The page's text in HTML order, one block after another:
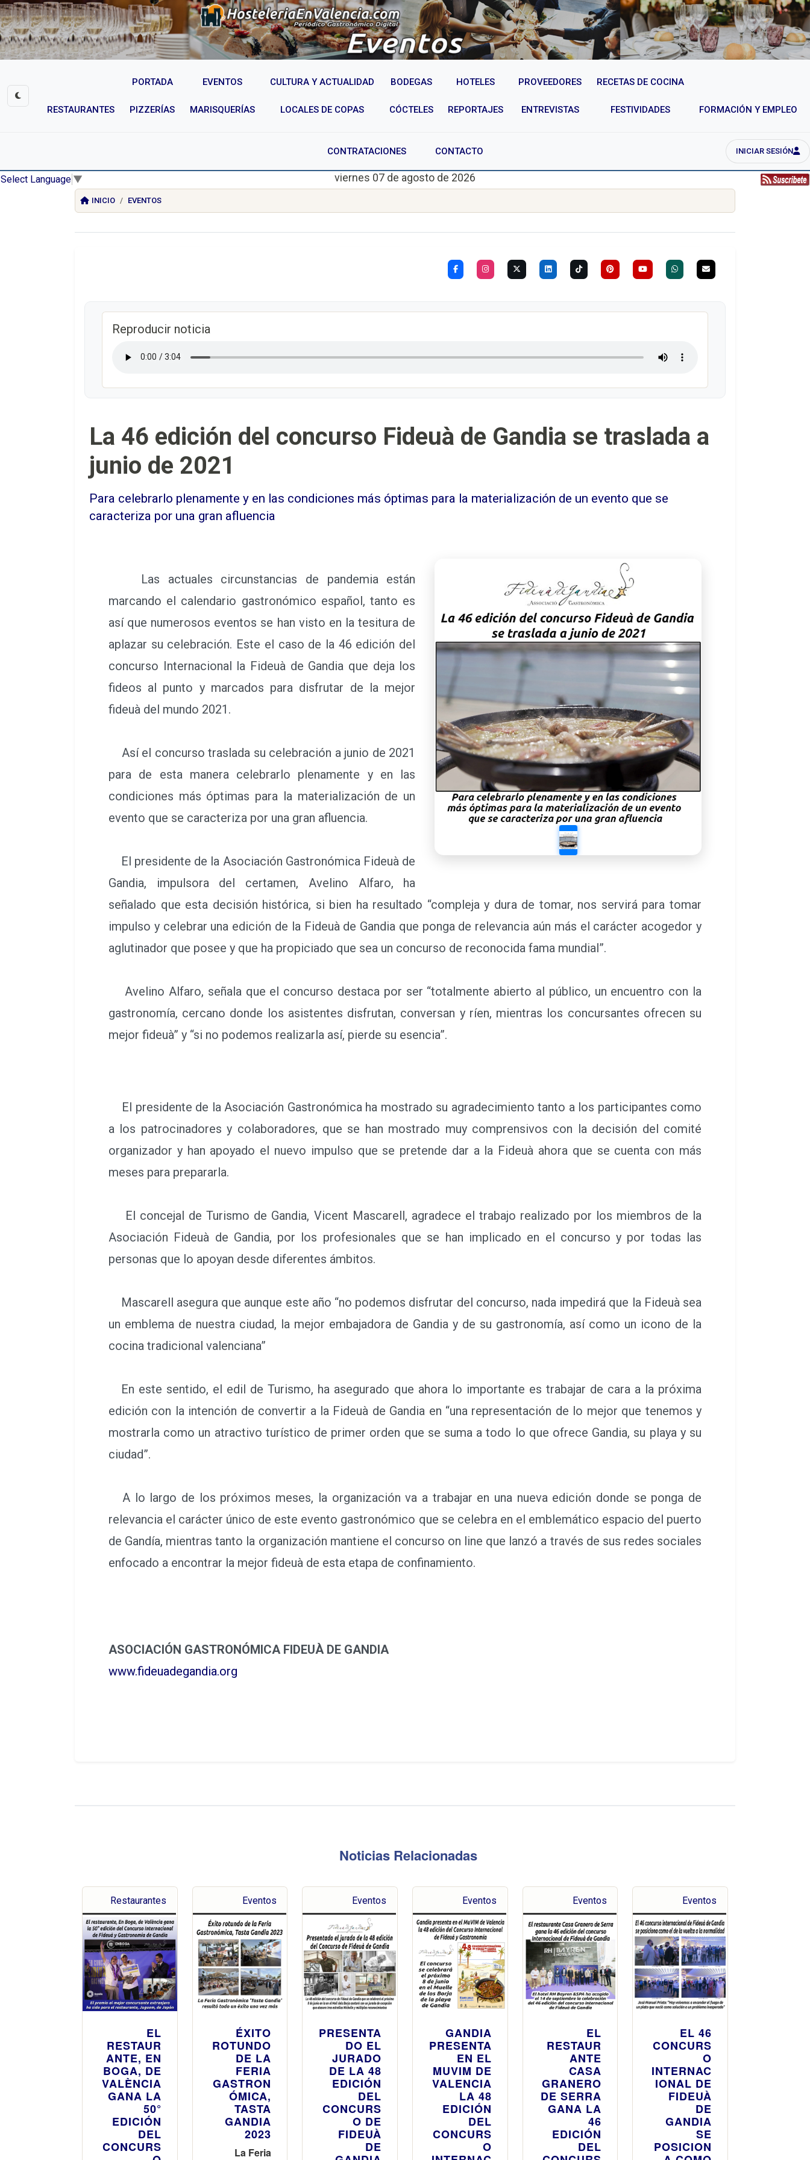
PORTADA EVENTOS CULTURA Y ACTUALIDAD BODEGAS HOTELES PROVEEDORES RECETAS DE COCINA
RESTAURANTES PIZZERÍAS MARISQUERÍAS LOCALES DE COPAS CÓCTELES REPORTAJES ENTREVISTAS FESTIVIDADES FORMACIÓN Y EMPLEO
CONTRATACIONES CONTACTO INICIAR SESIÓN
Select Language ▼ viernes 07 de agosto de 2026
INICIO EVENTOS
Reproducir noticia
La 46 edición del concurso Fideuà de Gandia se traslada a
junio de 2021
Para celebrarlo plenamente y en las condiciones más óptimas para la materialización de un evento que se
caracteriza por una gran afluencia
Las actuales circunstancias de pandemia están
marcando el calendario gastronómico español, tanto es
así que numerosos eventos se han visto en la tesitura de
aplazar su celebración. Este el caso de la 46 edición del
concurso Internacional la Fideuà de Gandia que deja los
fideos al punto y marcados para disfrutar de la mejor
fideuà del mundo 2021.
Así el concurso traslada su celebración a junio de 2021
para de esta manera celebrarlo plenamente y en las
condiciones más óptimas para la materialización de un
evento que se caracteriza por una gran afluencia.
El presidente de la Asociación Gastronómica Fideuà de
Gandia, impulsora del certamen, Avelino Alfaro, ha
señalado que esta decisión histórica, si bien ha resultado “compleja y dura de tomar, nos servirá para tomar
impulso y celebrar una edición de la Fideuà de Gandia que ponga de relevancia aún más el carácter acogedor y
aglutinador que posee y que ha propiciado que sea un concurso de reconocida fama mundial”.
Avelino Alfaro, señala que el concurso destaca por ser “totalmente abierto al público, un encuentro con la
gastronomía, cercano donde los asistentes disfrutan, conversan y ríen, mientras los concursantes ofrecen su
mejor fideuà” y “si no podemos realizarla así, pierde su esencia”.
El presidente de la Asociación Gastronómica ha mostrado su agradecimiento tanto a los participantes como
a los patrocinadores y colaboradores, que se han mostrado muy comprensivos con la decisión del comité
organizador y han apoyado el nuevo impulso que se pretende dar a la Fideuà ahora que se cuenta con más
meses para prepararla.
El concejal de Turismo de Gandia, Vicent Mascarell, agradece el trabajo realizado por los miembros de la
Asociación Fideuà de Gandia, por los profesionales que se han implicado en el concurso y por todas las
personas que lo apoyan desde diferentes ámbitos.
Mascarell asegura que aunque este año “no podemos disfrutar del concurso, nada impedirá que la Fideuà sea
un emblema de nuestra ciudad, la mejor embajadora de Gandia y de su gastronomía, así como un icono de la
cocina tradicional valenciana”
En este sentido, el edil de Turismo, ha asegurado que ahora lo importante es trabajar de cara a la próxima
edición con la intención de convertir a la Fideuà de Gandia en “una representación de lo mejor que tenemos y
mostrarla como un atractivo turístico de primer orden que se suma a todo lo que ofrece Gandia, su playa y su
ciudad”.
A lo largo de los próximos meses, la organización va a trabajar en una nueva edición donde se ponga de
relevancia el carácter único de este evento gastronómico que se celebra en el emblemático espacio del puerto
de Gandía, mientras tanto la organización mantiene el concurso on line que lanzó a través de sus redes sociales
enfocado a encontrar la mejor fideuà de esta etapa de confinamiento.
ASOCIACIÓN GASTRONÓMICA FIDEUÀ DE GANDIA
www.fideuadegandia.org
Noticias Relacionadas
Restaurantes
EL
RESTAUR
ANTE, EN
BOGA, DE
VALÈNCIA
GANA LA
50°
EDICIÓN
DEL
CONCURS
Eventos
ÉXITO
ROTUNDO
DE LA
FERIA
GASTRON
ÓMICA,
TASTA
GANDIA
2023
La Feria
Eventos
PRESENTA
DO EL
JURADO
DE LA 48
EDICIÓN
DEL
CONCURS
O DE
FIDEUÀ
DE
Eventos
GANDIA
PRESENTA
EN EL
MUVIM DE
VALENCIA
LA 48
EDICIÓN
DEL
CONCURS
O
Eventos
EL
RESTAUR
ANTE
CASA
GRANERO
DE SERRA
GANA LA
46
EDICIÓN
DEL
Eventos
EL 46
CONCURS
O
INTERNAC
IONAL DE
FIDEUÀ
DE
GANDIA
SE
POSICION